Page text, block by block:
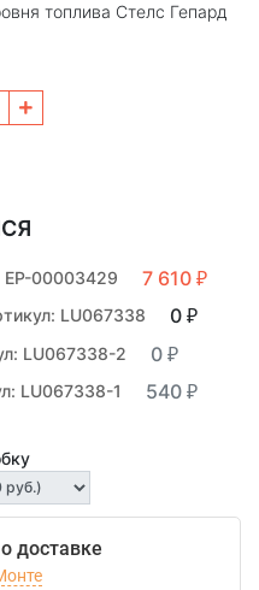
топлива Стелс Гепард
EP-00003429 7 610 ₽
LU067338 0 ₽
LU067338-2 0 ₽
LU067338-1 540 ₽
доставке